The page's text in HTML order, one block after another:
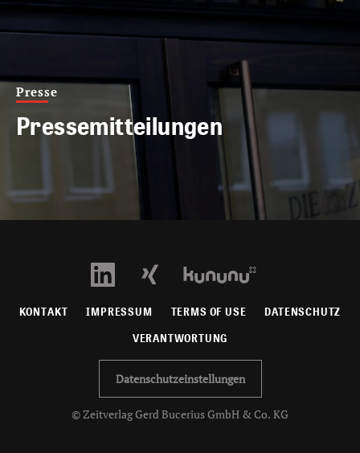
Presse
Pressemitteilungen
KONTAKT IMPRESSUM TERMS OF USE DATENSCHUTZ
VERANTWORTUNG
Datenschutzeinstellungen
© Zeitverlag Gerd Bucerius GmbH & Co. KG